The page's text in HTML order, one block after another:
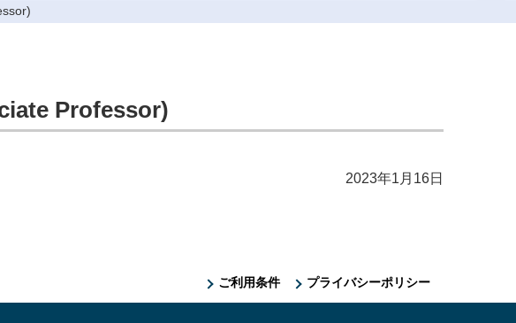
Professor)
2023年1月16日
ご利用条件 プライバシーポリシー